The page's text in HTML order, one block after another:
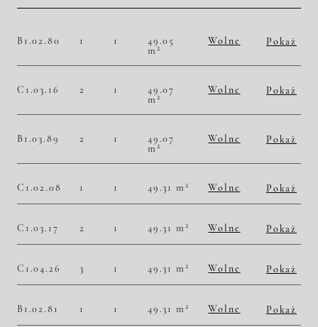
B1.02.80 1 1
49.05
m 2
Wolne
Pokaż
C1.03.16 2 1
49.07
m 2
Wolne
Pokaż
B1.03.89 2 1
49.07
m 2
Wolne
Pokaż
C1.02.08 1 1 49.31 m 2 Wolne
Pokaż
C1.03.17 2 1 49.31 m 2 Wolne
Pokaż
C1.04.26 3 1 49.31 m 2 Wolne
Pokaż
B1.02.81 1 1 49.31 m 2 Wolne
Pokaż